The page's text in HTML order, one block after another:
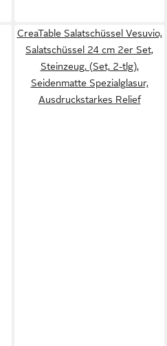
CreaTable Salatschüssel Vesuvio,
Salatschüssel 24 cm 2er Set,
Steinzeug, (Set, 2-tlg),
Seidenmatte Spezialglasur,
Ausdruckstarkes Relief